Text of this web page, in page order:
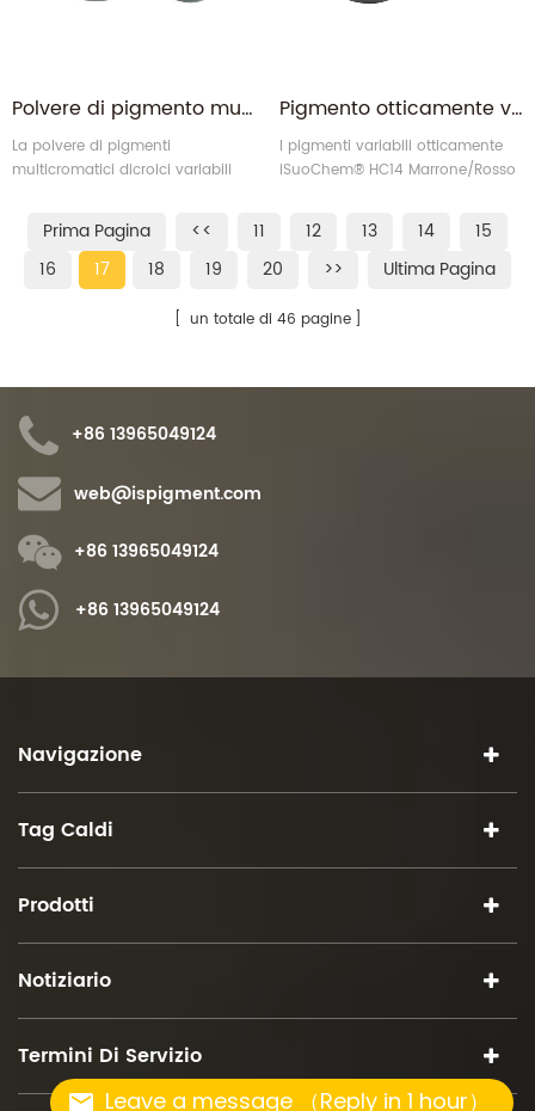
Leave a message （Reply in 1 hour）
Polvere di pigmento multicromo otticamente dicroico rosso nero
La polvere di pigmenti
multicromatici dicroici variabili
nero/rosso (da nero a rosso
OVP) offre un brillante effetto di
cambiamento di colore come
bolle di sapone naturali o ali di
Pigmento otticamente variabile del camaleonte olografico rosso marrone
I pigmenti variabili otticamente
iSuoChem® HC14 Marrone/Rosso
offrono un brillante effetto di
cambiamento di colore come
bolle di sapone naturali o ali di
Prima Pagina << 11 12 13 14
15
16
17 18 19 20 >> Ultima Pagina
un totale di 46 pagine
+86 13965049124
web@ispigment.com
+86 13965049124
+86 13965049124
Navigazione
Tag Caldi
Prodotti
Notiziario
Termini Di Servizio